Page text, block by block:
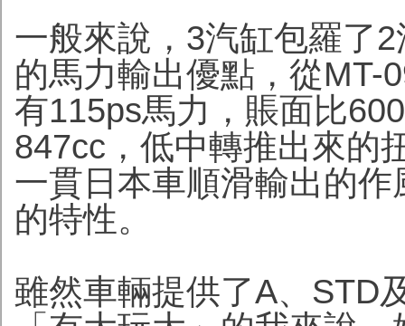
一般來說，3汽缸包羅了
的馬力輸出優點，從MT-
有115ps馬力，賬面比
847cc，低中轉推出來的
一貫日本車順滑輸出的
的特性。
雖然車輛提供了A、STD